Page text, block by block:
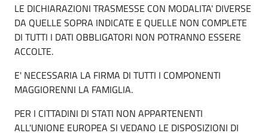
LE DICHIARAZIONI TRASMESSE CON MODALITA' DIVERSE
DA QUELLE SOPRA INDICATE E QUELLE NON COMPLETE
DI TUTTI I DATI OBBLIGATORI NON POTRANNO ESSERE
ACCOLTE.
E' NECESSARIA LA FIRMA DI TUTTI I COMPONENTI
MAGGIORENNI LA FAMIGLIA.
PER I CITTADINI DI STATI NON APPARTENENTI
ALL'UNIONE EUROPEA SI VEDANO LE DISPOSIZIONI DI